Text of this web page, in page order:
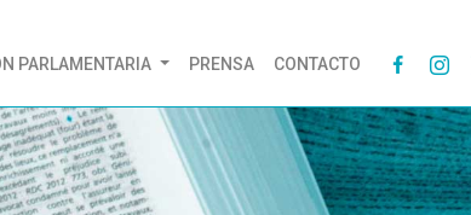
PARLAMENTARIA PRENSA CONTACTO 